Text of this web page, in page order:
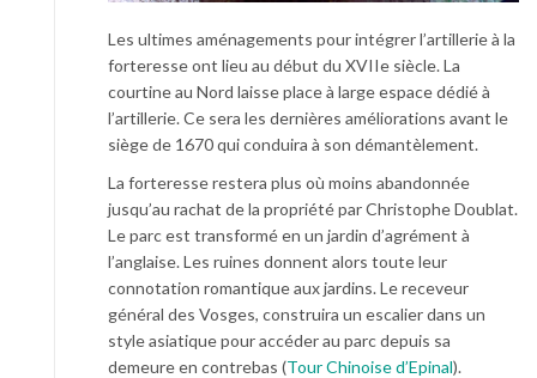
Les ultimes aménagements pour intégrer l’artillerie à la
forteresse ont lieu au début du XVIIe siècle. La
courtine au Nord laisse place à large espace dédié à
l’artillerie. Ce sera les dernières améliorations avant le
siège de 1670 qui conduira à son démantèlement.
La forteresse restera plus où moins abandonnée
jusqu’au rachat de la propriété par Christophe Doublat.
Le parc est transformé en un jardin d’agrément à
l’anglaise. Les ruines donnent alors toute leur
connotation romantique aux jardins. Le receveur
général des Vosges, construira un escalier dans un
style asiatique pour accéder au parc depuis sa
demeure en contrebas (Tour Chinoise d’Epinal).